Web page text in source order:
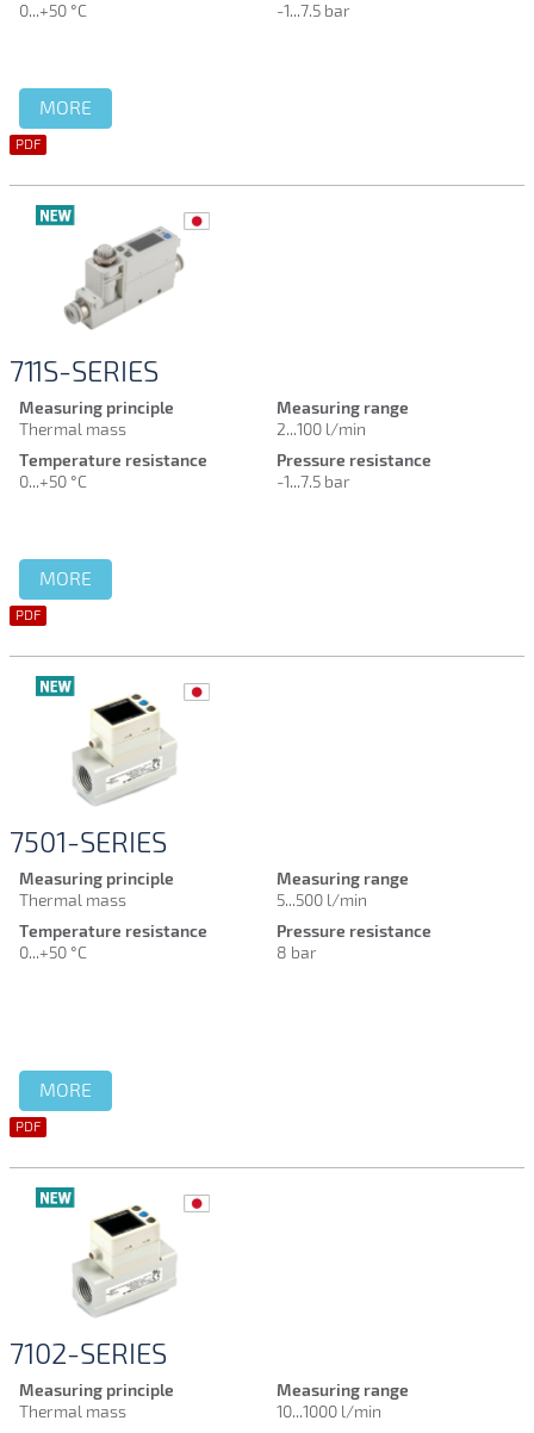
0...+50 °C
-1...7.5 bar
MORE
PDF
711S-SERIES
Measuring principle
Thermal mass
Measuring range
2...100 l/min
Temperature resistance
0...+50 °C
Pressure resistance
-1...7.5 bar
MORE
PDF
7501-SERIES
Measuring principle
Thermal mass
Measuring range
5...500 l/min
Temperature resistance
0...+50 °C
Pressure resistance
8 bar
MORE
PDF
7102-SERIES
Measuring principle
Thermal mass
Measuring range
10...1000 l/min